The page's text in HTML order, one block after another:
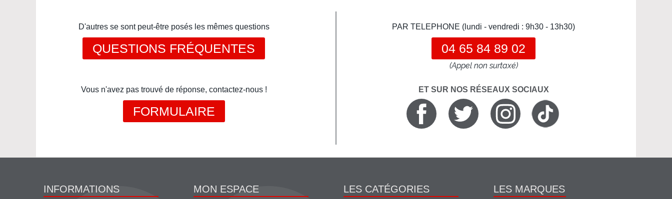
D'autres se sont peut-être posés les mêmes questions
QUESTIONS FRÉQUENTES
Vous n'avez pas trouvé de réponse, contactez-nous !
FORMULAIRE
PAR TELEPHONE (lundi - vendredi : 9h30 - 13h30)
04 65 84 89 02
(Appel non surtaxé)
ET SUR NOS RÉSEAUX SOCIAUX
INFORMATIONS MON ESPACE LES CATÉGORIES LES MARQUES